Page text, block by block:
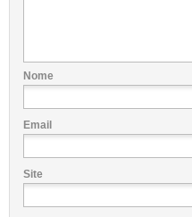
Nome
Email
Site